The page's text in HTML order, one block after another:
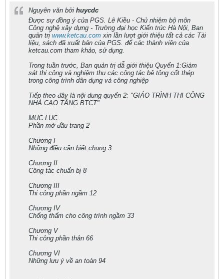
Nguyên văn bởi huycdc
Được sự đồng ý của PGS. Lê Kiều - Chủ nhiệm bộ môn
Công nghệ xây dựng - Trường đại học Kiến trúc Hà Nội, Ban
quản trị www.ketcau.com xin lần lượt giới thiệu tất cả các Tài
liệu, sách đã xuất bản của PGS. để các thành viên của
ketcau.com tham khảo, sử dụng.
Trong tuần trước, Ban quản trị dẫ giới thiệu Quyển 1:Giám
sát thi công và nghiệm thu các công tác bê tông cốt thép
trong công trình dân dụng và công nghiệp
Tiếp theo đây là nội dung quyển 2: "GIÁO TRÌNH THI CÔNG
NHÀ CAO TẦNG BTCT"
MỤC LỤC
Phần mở đầu trang 2
Chương I
Những điều cần biết chung 3
Chương II
Công tác chuẩn bị 8
Chương III
Thi công phần ngầm 12
Chương IV
Chống thấm cho công trình ngầm 33
Chương V
Thi công phần thân 66
Chương VI
Những lưu ý về an toàn 94